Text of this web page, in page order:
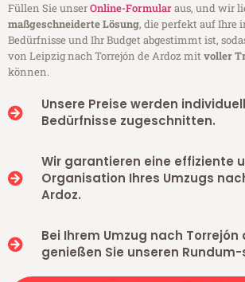
Füllen Sie unserOnline-Formularaus, und wir
maßgeschneiderte Lösung, die perfekt auf Ihre
Bedürfnisse und Ihr Budget abgestimmt ist,
von Leipzig nach Torrejón de Ardoz mitvoller
können.
Unsere Preise werden
Bedürfnisse zugeschnitten.
Wir garantieren eine effiziente
Organisation Ihres Umzugs
Ardoz.
Bei Ihrem Umzug nach Torrejón
genießen Sie unseren